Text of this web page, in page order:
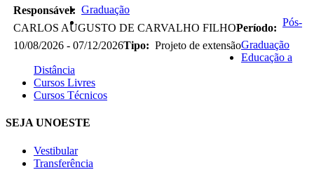
Responsável:
CARLOS AUGUSTO DE CARVALHO FILHOPeríodo:
10/08/2026 - 07/12/2026Tipo: Projeto de extensão
Graduação
Pós-
Graduação
Educação a
Distância
Cursos Livres
Cursos Técnicos
SEJA UNOESTE
Vestibular
Transferência